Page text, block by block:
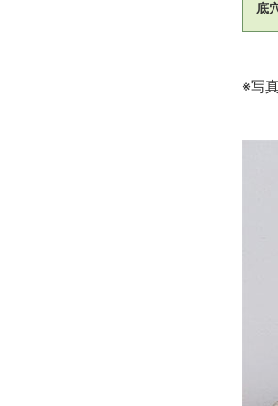
底
※写